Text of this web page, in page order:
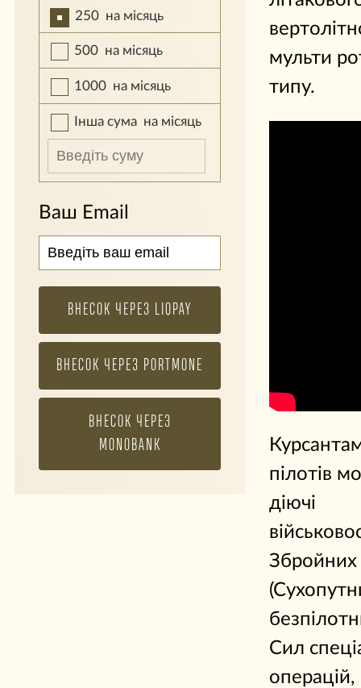
мульти
типу.
пілотів
діючі
Збройних
Сил
операцій,
250 на місяць
500 на місяць
1000 на місяць
Інша сума на місяць
Ваш Email
ВНЕСОК ЧЕРЕЗ LIQPAY
ВНЕСОК ЧЕРЕЗ PORTMONE
ВНЕСОК ЧЕРЕЗ
MONOBANK